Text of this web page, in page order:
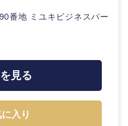
番地 ミユキビジネスパー
見る
入り